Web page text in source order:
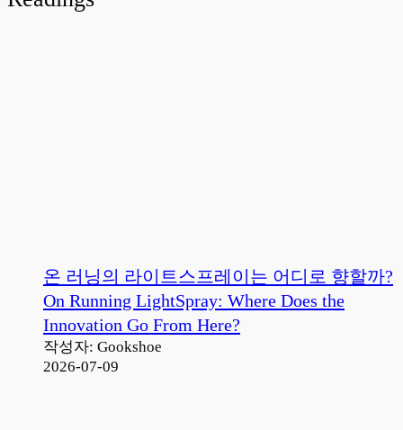
온 러닝의 라이트스프레이는 어디로 향할까?
On Running LightSpray: Where Does the
Innovation Go From Here?
작성자: Gookshoe
2026-07-09